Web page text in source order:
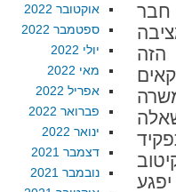
חבר
הזה
אוקטובר 2022
ספטמבר 2022
יולי 2022
מאי 2022
אפריל 2022
פברואר 2022
ינואר 2022
דצמבר 2021
נובמבר 2021